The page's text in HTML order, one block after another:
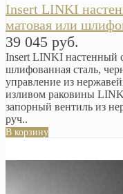
Insert LINKI
матовая или
39 045 руб.
Insert LINKI настенный
шлифованная сталь,
управление из
изливом раковины
запорный вентиль из
руч..
В корзину